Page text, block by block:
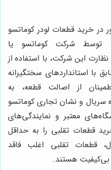
در خرید قطعات لودر کوماتسو
توسط شرکت کوماتسو یا
این شرکت، با استفاده از
با استانداردهای سختگیرانه
از اصالت قطعه، به
سریال و نشان تجاری کوماتسو
معتبر و نمایندگی‌های
قطعات تقلبی را به حداقل
قطعات تقلبی اغلب فاقد
بی‌کیفیت هستند.